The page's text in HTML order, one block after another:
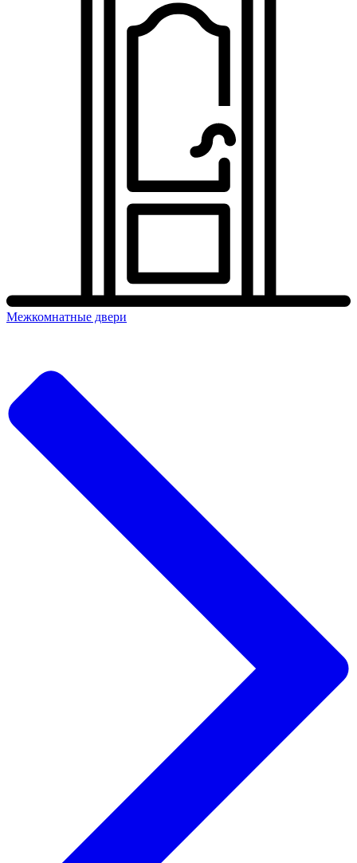
Межкомнатные двери